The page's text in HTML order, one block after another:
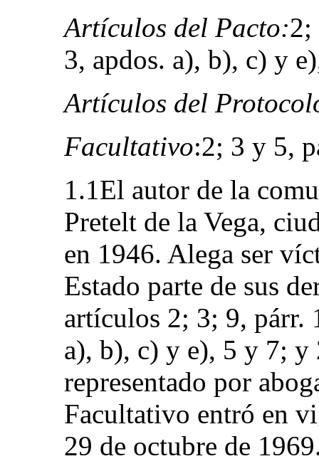
Artículos del Pacto:2;
3, apdos. a), b), c) y
Artículos del
Facultativo:2; 3 y 5,
1.1El autor de la
Pretelt de la Vega,
en 1946. Alega ser
Estado parte de sus
artículos 2; 3; 9, párr.
a), b), c) y e), 5 y 7; y
representado por
Facultativo entró en
29 de octubre de